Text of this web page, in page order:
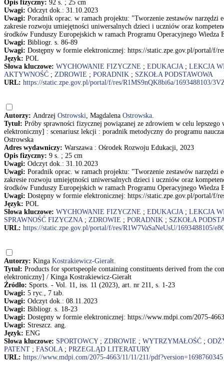
Opis fizyczny: 92 s. ; 25 cm
Uwagi: Odczyt dok.: 31.10.2023
Uwagi: Poradnik oprac. w ramach projektu: "Tworzenie zestawów narzędzi
zakresie rozwoju umiejętności uniwersalnych dzieci i uczniów oraz
środków Funduszy Europejskich w ramach Programu Operacyjnego
Uwagi: Bibliogr. s. 86-89
Uwagi: Dostępny w formie elektronicznej: https://static.zpe.gov.pl/portal/f/
Język: POL
Słowa kluczowe: WYCHOWANIE FIZYCZNE ; EDUKACJA; LEKCJA
AKTYWNOŚĆ ; ZDROWIE ; PORADNIK ; SZKOŁA PODSTAWOWA
URL: https://static.zpe.gov.pl/portal/f/res/R1MS9nQK8bi6a/1693488103/
Autorzy: Andrzej Ostrowski, Magdalena Ostrowska.
Tytuł: Próby sprawności fizycznej powiązanej ze zdrowiem w celu
elektroniczny] : scenariusz lekcji : poradnik metodyczny do programu
Ostrowska
Adres wydawniczy: Warszawa : Ośrodek Rozwoju Edukacji, 2023
Opis fizyczny: 9 s. ; 25 cm
Uwagi: Odczyt dok.: 31.10.2023
Uwagi: Poradnik oprac. w ramach projektu: "Tworzenie zestawów narzędzi
zakresie rozwoju umiejętności uniwersalnych dzieci i uczniów oraz
środków Funduszy Europejskich w ramach Programu Operacyjnego
Uwagi: Dostępny w formie elektronicznej: https://static.zpe.gov.pl/portal/f/
Język: POL
Słowa kluczowe: WYCHOWANIE FIZYCZNE ; EDUKACJA; LEKCJA
SPRAWNOŚĆ FIZYCZNA; ZDROWIE ; PORADNIK ; SZKOŁA
URL: https://static.zpe.gov.pl/portal/f/res/R1W7VaSaNeUsU/1693488105/
Autorzy: Kinga Kostrakiewicz-Gierałt.
Tytuł: Products for sportspeople containing constituents derived from the
elektroniczny] / Kinga Kostrakiewicz-Gierałt
Źródło: Sports. - Vol. 11, iss. 11 (2023), art. nr 211, s. 1-23
Uwagi: 5 ryc., 7 tab.
Uwagi: Odczyt dok.: 08.11.2023
Uwagi: Bibliogr. s. 18-23
Uwagi: Dostępny w formie elektronicznej: https://www.mdpi.com/2075-
Uwagi: Streszcz. ang.
Język: ENG
Słowa kluczowe: SPORTOWCY; ZDROWIE ; WYTRZYMAŁOŚĆ ;
PATENT ; FASOLA; PRZEGLĄD LITERATURY
URL: https://www.mdpi.com/2075-4663/11/11/211/pdf?version=1698760345